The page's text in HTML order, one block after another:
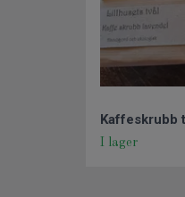
Kaffeskrubb
I lager